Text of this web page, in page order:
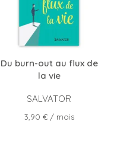
Du burn-out au flux de
la vie
SALVATOR
Prix
3,90 €/ mois